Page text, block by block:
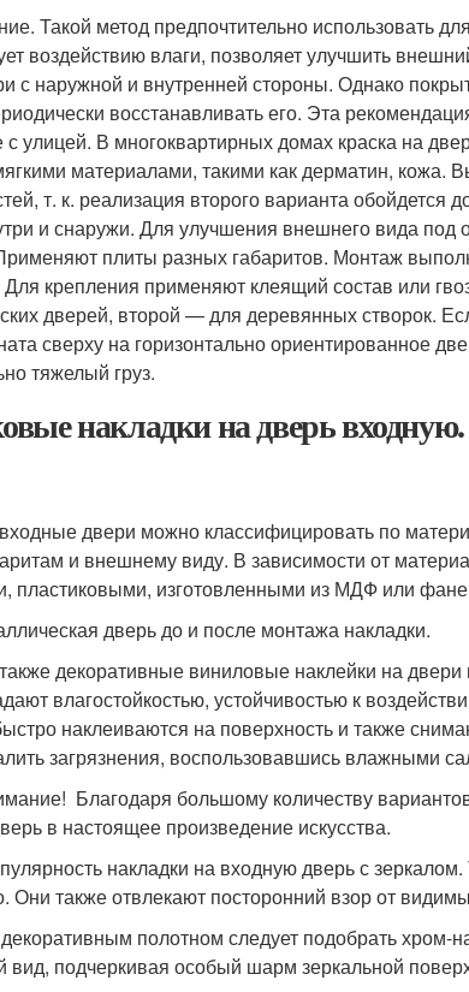
Такой метод предпочтительно использовать
воздействию влаги, позволяет улучшить
с наружной и внутренней стороны. Однако
восстанавливать его. Эта
с улицей. В многоквартирных домах краска на
материалами, такими как дерматин, кожа.
т. к. реализация второго варианта обойдется
и снаружи. Для улучшения внешнего вида под
плиты разных габаритов. Монтаж
Для крепления применяют клеящий состав или
дверей, второй — для деревянных створок.
сверху на горизонтально ориентированное
тяжелый груз.
накладки на дверь
двери можно классифицировать по
и внешнему виду. В зависимости от
пластиковыми, изготовленными из МДФ или
дверь до и после монтажа накладки.
декоративные виниловые наклейки на
влагостойкостью, устойчивостью к
наклеиваются на поверхность и также
загрязнения, воспользовавшись влажными
Благодаря большому количеству
в настоящее произведение искусства.
накладки на входную дверь с
Они также отвлекают посторонний взор от
полотном следует подобрать хром-
подчеркивая особый шарм зеркальной